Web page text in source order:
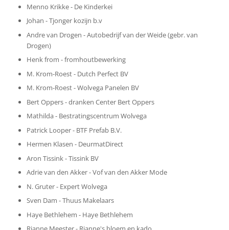
Menno Krikke - De Kinderkei
Johan - Tjonger kozijn b.v
Andre van Drogen - Autobedrijf van der Weide (gebr. van
Drogen)
Henk from - fromhoutbewerking
M. Krom-Roest - Dutch Perfect BV
M. Krom-Roest - Wolvega Panelen BV
Bert Oppers - dranken Center Bert Oppers
Mathilda - Bestratingscentrum Wolvega
Patrick Looper - BTF Prefab B.V.
Hermen Klasen - DeurmatDirect
Aron Tissink - Tissink BV
Adrie van den Akker - Vof van den Akker Mode
N. Gruter - Expert Wolvega
Sven Dam - Thuus Makelaars
Haye Bethlehem - Haye Bethlehem